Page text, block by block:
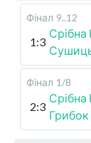
Фінал 9..12
1:3
Срібна
Фінал 1/8
2:3
Срібна